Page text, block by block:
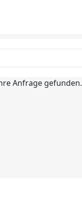
Anfrage gefunden.